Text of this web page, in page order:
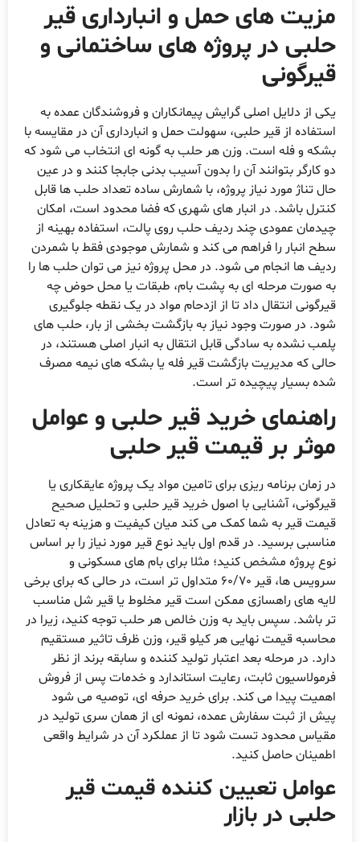
مزیت های حمل و انبارداری قیر
حلبی در پروژه های ساختمانی و
قیرگونی
یکی از دلایل اصلی گرایش پیمانکاران و فروشندگان عمده به
استفاده از قیر حلبی، سهولت حمل و انبارداری آن در مقایسه با
بشکه و فله است. وزن هر حلب به گونه ای انتخاب می شود که
دو کارگر بتوانند آن را بدون آسیب بدنی جابجا کنند و در عین
حال تناژ مورد نیاز پروژه، با شمارش ساده تعداد حلب ها قابل
کنترل باشد. در انبار های شهری که فضا محدود است، امکان
چیدمان عمودی چند ردیف حلب روی پالت، استفاده بهینه از
سطح انبار را فراهم می کند و شمارش موجودی فقط با شمردن
ردیف ها انجام می شود. در محل پروژه نیز می توان حلب ها را
به صورت مرحله ای به پشت بام، طبقات یا محل حوض چه
قیرگونی انتقال داد تا از ازدحام مواد در یک نقطه جلوگیری
شود. در صورت وجود نیاز به بازگشت بخشی از بار، حلب های
پلمب نشده به سادگی قابل انتقال به انبار اصلی هستند، در
حالی که مدیریت بازگشت قیر فله یا بشکه های نیمه مصرف
شده بسیار پیچیده تر است.
راهنمای خرید قیر حلبی و عوامل
موثر بر قیمت قیر حلبی
در زمان برنامه ریزی برای تامین مواد یک پروژه عایقکاری یا
قیرگونی، آشنایی با اصول خرید قیر حلبی و تحلیل صحیح
قیمت قیر به شما کمک می کند میان کیفیت و هزینه به تعادل
مناسبی برسید. در قدم اول باید نوع قیر مورد نیاز را بر اساس
نوع پروژه مشخص کنید؛ مثلا برای بام های مسکونی و
سرویس ها، قیر 60/70 متداول تر است، در حالی که برای برخی
لایه های راهسازی ممکن است قیر مخلوط یا قیر شل مناسب
تر باشد. سپس باید به وزن خالص هر حلب توجه کنید، زیرا در
محاسبه قیمت نهایی هر کیلو قیر، وزن ظرف تاثیر مستقیم
دارد. در مرحله بعد اعتبار تولید کننده و سابقه برند از نظر
فرمولاسیون ثابت، رعایت استاندارد و خدمات پس از فروش
اهمیت پیدا می کند. برای خرید حرفه ای، توصیه می شود
پیش از ثبت سفارش عمده، نمونه ای از همان سری تولید در
مقیاس محدود تست شود تا از عملکرد آن در شرایط واقعی
اطمینان حاصل کنید.
عوامل تعیین کننده قیمت قیر
حلبی در بازار